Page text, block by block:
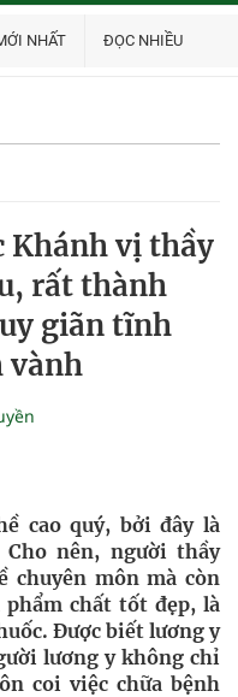
NHẤT ĐỌC NHIỀU
Khánh vị thầy
rất thành
giãn tĩnh
vành
cao quý, bởi đây là
nên, người thầy
chuyên môn mà còn
phẩm chất tốt đẹp, là
Được biết lương y
lương y không chỉ
coi việc chữa bệnh